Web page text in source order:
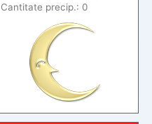
Cantitate precip.: 0